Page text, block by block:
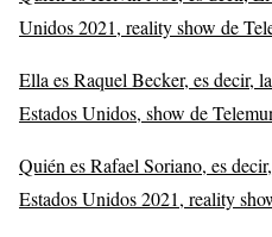
Unidos 2021, reality show de
Ella es Raquel Becker, es decir,
Estados Unidos, show de
Quién es Rafael Soriano, es
Estados Unidos 2021, reality